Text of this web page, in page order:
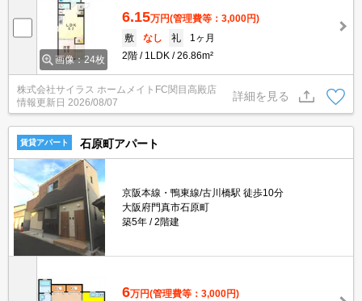
画像：24枚
6.15万円(管理費等：3,000円)
敷
なし 礼
1ヶ月
2階
1LDK 26.86m²
株式会社サイラス ホームメイトFC関目高殿店
情報更新日 2026/08/07
詳細を見る
賃貸アパート 石原町アパート
京阪本線・鴨東線/古川橋駅 徒歩10分
大阪府門真市石原町
築5年
2階建
6万円(管理費等：3,000円)